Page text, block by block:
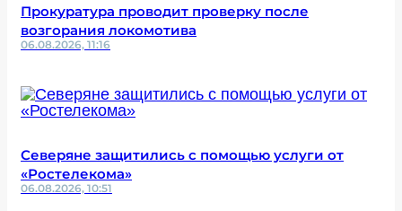
Прокуратура проводит проверку после
возгорания локомотива
06.08.2026, 11:16
Северяне защитились с помощью услуги от
«Ростелекома»
06.08.2026, 10:51